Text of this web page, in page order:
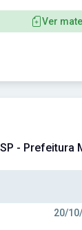
Ver
de Avaré -
- Prefeitura
20/